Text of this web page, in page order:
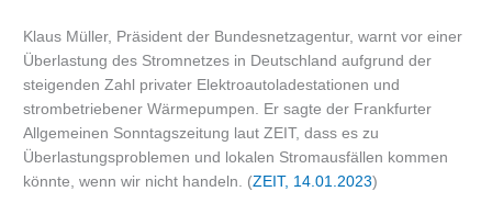
Klaus Müller, Präsident der Bundesnetzagentur, warnt vor einer
Überlastung des Stromnetzes in Deutschland aufgrund der
steigenden Zahl privater Elektroautoladestationen und
strombetriebener Wärmepumpen. Er sagte der Frankfurter
Allgemeinen Sonntagszeitung laut ZEIT, dass es zu
Überlastungsproblemen und lokalen Stromausfällen kommen
könnte, wenn wir nicht handeln. (ZEIT, 14.01.2023)